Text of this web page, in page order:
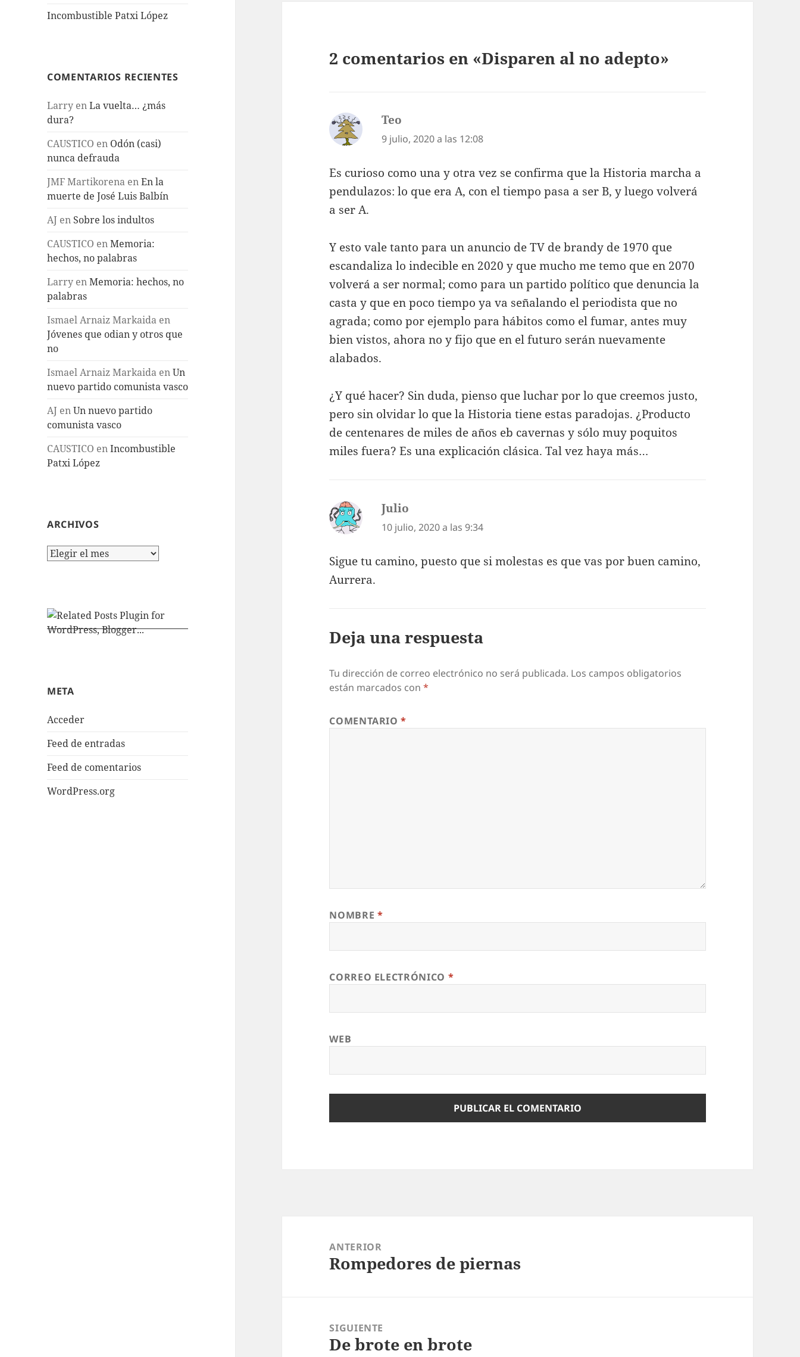
Incombustible Patxi López
COMENTARIOS RECIENTES
Larry enLa vuelta… ¿más
dura?
CAUSTICO en Odón (casi)
nunca defrauda
JMF Martikorena enEn la
muerte de José Luis Balbín
AJ en Sobre los indultos
CAUSTICO enMemoria:
hechos, no palabras
Larry enMemoria: hechos, no
palabras
Ismael Arnaiz Markaida en
Jóvenes que odian y otros que
no
Ismael Arnaiz Markaida enUn
nuevo partido comunista vasco
AJ enUn nuevo partido
comunista vasco
CAUSTICO enIncombustible
Patxi López
ARCHIVOS
Archivos
META
Acceder
Feed de entradas
Feed de comentarios
WordPress.org
2 comentarios en «Disparen al no adepto»
Teo
9 julio, 2020 a las 12:08
Es curioso como una y otra vez se confirma que la Historia marcha a
pendulazos: lo que era A, con el tiempo pasa a ser B, y luego volverá
a ser A.
Y esto vale tanto para un anuncio de TV de brandy de 1970 que
escandaliza lo indecible en 2020 y que mucho me temo que en 2070
volverá a ser normal; como para un partido político que denuncia la
casta y que en poco tiempo ya va señalando el periodista que no
agrada; como por ejemplo para hábitos como el fumar, antes muy
bien vistos, ahora no y fijo que en el futuro serán nuevamente
alabados.
¿Y qué hacer? Sin duda, pienso que luchar por lo que creemos justo,
pero sin olvidar lo que la Historia tiene estas paradojas. ¿Producto
de centenares de miles de años eb cavernas y sólo muy poquitos
miles fuera? Es una explicación clásica. Tal vez haya más…
Julio
10 julio, 2020 a las 9:34
Sigue tu camino, puesto que si molestas es que vas por buen camino,
Aurrera.
Deja una respuesta
Tu dirección de correo electrónico no será publicada. Los campos obligatorios
están marcados con*
COMENTARIO*
NOMBRE *
CORREO ELECTRÓNICO *
WEB
entradas
ANTERIOR
Entrada
Rompedores de piernas
SIGUIENTE
Entrada
De brote en brote